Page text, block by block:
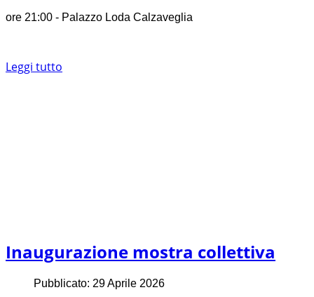
ore 21:00 - Palazzo Loda Calzaveglia
Leggi tutto
Inaugurazione mostra collettiva
Pubblicato: 29 Aprile 2026